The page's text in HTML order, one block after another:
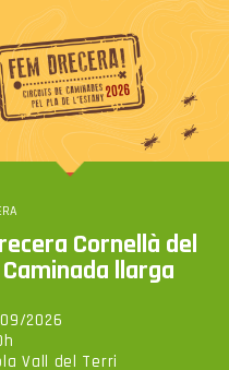
Cornellà del
llarga
2026
Vall del Terri